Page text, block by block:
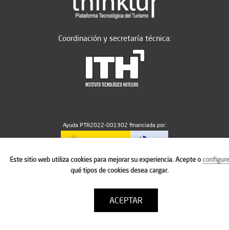
Coordinación y secretaría técnica:
Ayuda PTR2022-001302 financiada por:
MICIU/AEI/10.13039/501100011033
Política de cookies
Condiciones de uso
Este sitio web utiliza cookies para mejorar su experiencia. Acepte oconfigure
qué tipos de cookies desea cargar.
ACEPTAR